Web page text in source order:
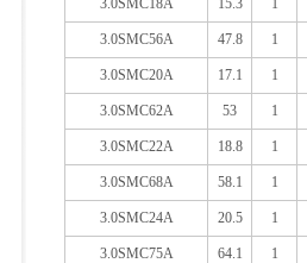
3.0SMC18A 15.3 1
3.0SMC56A 47.8 1
3.0SMC20A 17.1 1
3.0SMC62A 53 1
3.0SMC22A 18.8 1
3.0SMC68A 58.1 1
3.0SMC24A 20.5 1
3.0SMC75A 64.1 1